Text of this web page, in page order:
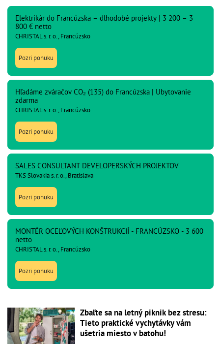
Elektrikár do Francúzska – dlhodobé projekty | 3 200 – 3
800 € netto
CHRISTAL s. r. o., Francúzsko
Pozri ponuku
Hľadáme zváračov CO₂ (135) do Francúzska | Ubytovanie
zdarma
CHRISTAL s. r. o., Francúzsko
Pozri ponuku
SALES CONSULTANT DEVELOPERSKÝCH PROJEKTOV
TKS Slovakia s. r. o., Bratislava
Pozri ponuku
MONTÉR OCEĽOVÝCH KONŠTRUKCIÍ - FRANCÚZSKO - 3 600
netto
CHRISTAL s. r. o., Francúzsko
Pozri ponuku
Zbaľte sa na letný piknik bez stresu:
Tieto praktické vychytávky vám
ušetria miesto v batohu!